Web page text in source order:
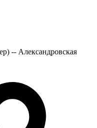
-- Александровская